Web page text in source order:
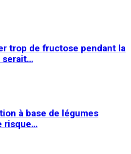
trop de fructose pendant la
serait…
à base de légumes
risque…